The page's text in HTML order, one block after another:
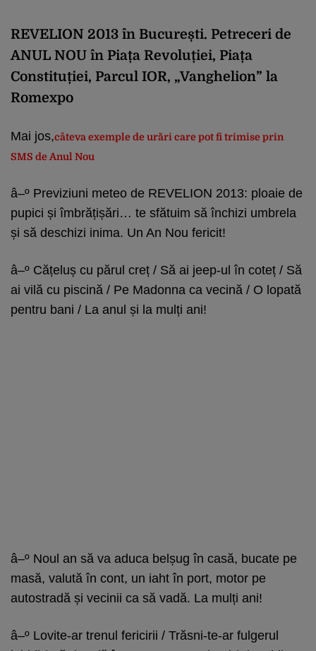
REVELION 2013 în București. Petreceri de
ANUL NOU în Piața Revoluției, Piața
Constituției, Parcul IOR, „Vanghelion” la
Romexpo
Mai jos,câteva exemple de urări care pot fi trimise prin
SMS de Anul Nou
â–º Previziuni meteo de REVELION 2013: ploaie de
pupici și îmbrățișări… te sfătuim să închizi umbrela
și să deschizi inima. Un An Nou fericit!
â–º Cățeluș cu părul creț / Să ai jeep-ul în coteț / Să
ai vilă cu piscină / Pe Madonna ca vecină / O lopată
pentru bani / La anul și la mulți ani!
â–º Noul an să va aduca belșug în casă, bucate pe
masă, valută în cont, un iaht în port, motor pe
autostradă și vecinii ca să vadă. La mulți ani!
â–º Lovite-ar trenul fericirii / Trăsni-te-ar fulgerul